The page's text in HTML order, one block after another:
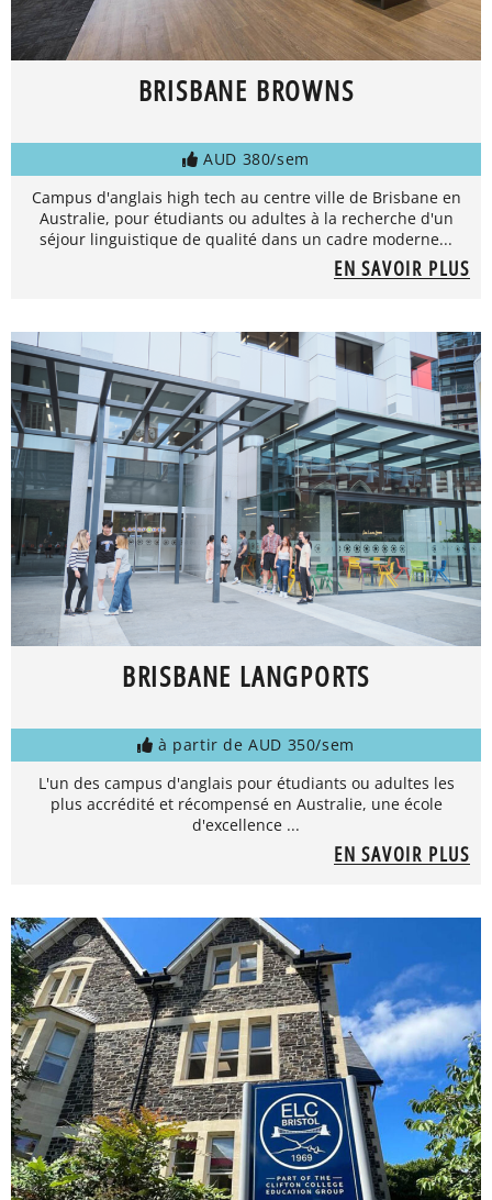
BRISBANE BROWNS
AUD 380/sem
Campus d'anglais high tech au centre ville de Brisbane en
Australie, pour étudiants ou adultes à la recherche d'un
séjour linguistique de qualité dans un cadre moderne...
EN SAVOIR PLUS
BRISBANE LANGPORTS
à partir de AUD 350/sem
L'un des campus d'anglais pour étudiants ou adultes les
plus accrédité et récompensé en Australie, une école
d'excellence ...
EN SAVOIR PLUS